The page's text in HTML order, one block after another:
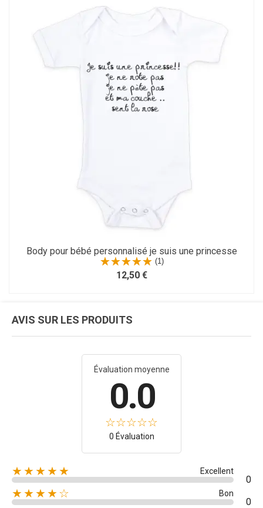
Body pour bébé personnalisé je suis une princesse
(1)
12,50 €
AVIS SUR LES PRODUITS
Évaluation moyenne
0.0
0 Évaluation
★★★★★ Excellent
0
★★★★☆ Bon
0